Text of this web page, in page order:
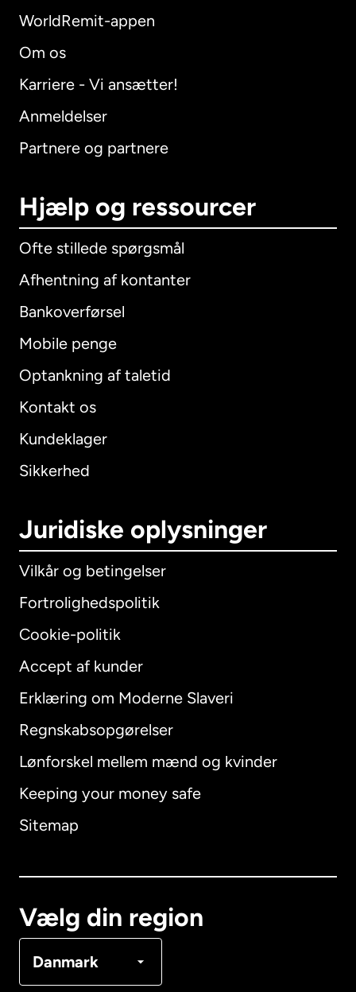
WorldRemit-appen
Om os
Karriere - Vi ansætter!
Anmeldelser
Partnere og partnere
Hjælp og ressourcer
Ofte stillede spørgsmål
Afhentning af kontanter
Bankoverførsel
Mobile penge
Optankning af taletid
Kontakt os
Kundeklager
Sikkerhed
Juridiske oplysninger
Vilkår og betingelser
Fortrolighedspolitik
Cookie-politik
Accept af kunder
Erklæring om Moderne Slaveri
Regnskabsopgørelser
Lønforskel mellem mænd og kvinder
Keeping your money safe
Sitemap
Vælg din region
Danmark
International English
Australien